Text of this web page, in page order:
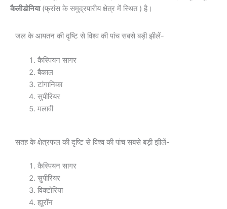
कैलीडोनिया(फ्रांस के समुद्रपारीय क्षेत्र में स्थित ) है।
जल के आयतन की दृष्टि से विश्व की पांच सबसे बड़ी झीलें-
कैस्पियन सागर
बैकाल
टांगानिका
सुपीरियर
मलावी
सतह के क्षेत्रफल की दृष्टि से विश्व की पांच सबसे बड़ी झीलें-
कैस्पियन सागर
सुपीरियर
विक्टोरिया
ह्यूरॉन